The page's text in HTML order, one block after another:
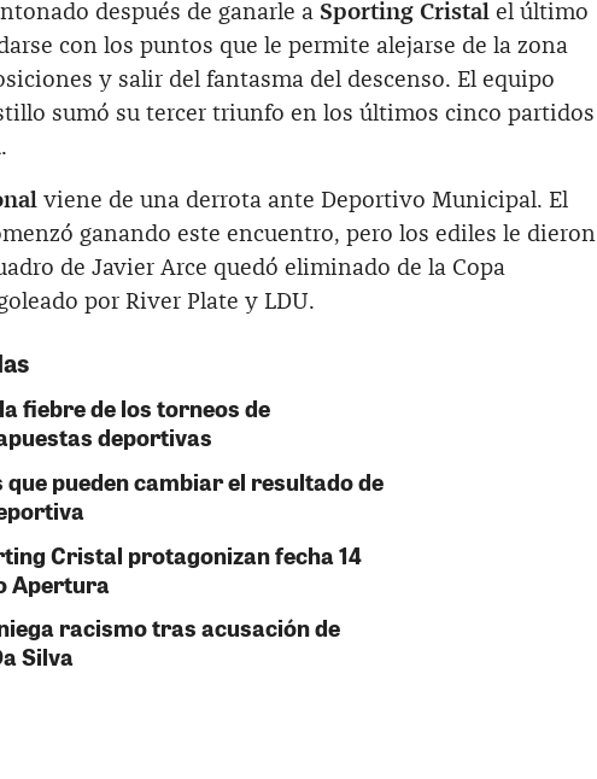
después de ganarle a Sporting Cristal el último
con los puntos que le permite alejarse de la zona
y salir del fantasma del descenso. El equipo
sumó su tercer triunfo en los últimos cinco partidos
.
viene de una derrota ante Deportivo Municipal. El
ganando este encuentro, pero los ediles le dieron
de Javier Arce quedó eliminado de la Copa
por River Plate y LDU.
fiebre de los torneos de
deportivas
pueden cambiar el resultado de
Cristal protagonizan fecha 14
Apertura
racismo tras acusación de
Silva